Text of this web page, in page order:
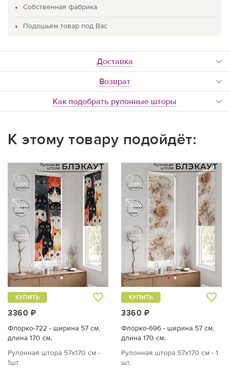
Собственная фабрика
Подошьем товар под Вас
доставка
Возврат
Как подобрать рулонные шторы
К этому товару подойдёт:
3360 ₽
КУПИТЬ
Флорко-722 - ширина 57 см,
длина 170 см.
Рулонная штора 57х170 см -
1шт
3360 ₽
КУПИТЬ
Флорко-696 - ширина 57 см,
длина 170 см.
Рулонная штора 57х170 см - 1
шт.